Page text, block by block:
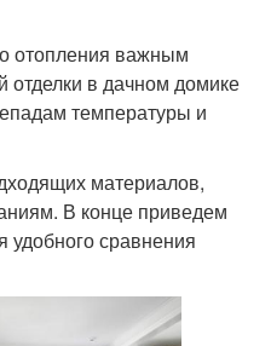
отопления важным
отделки в дачном домике
температуры и
материалов,
В конце приведем
удобного сравнения